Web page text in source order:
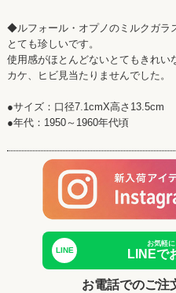
◆ルフォール・オプノのミルクガラ
とても珍しいです。
使用感がほとんどないとてもきれい
カケ、ヒビ見当たりませんでした。
●サイズ：口径7.1cmX高さ13.5cm
●年代：1950～1960年代頃
LINE
お気軽
LINEで
お電話でのご注